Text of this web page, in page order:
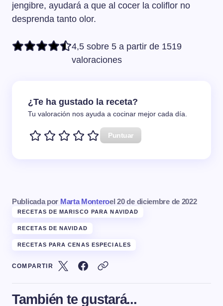
jengibre, ayudará a que al cocer la coliflor no
desprenda tanto olor.
4,5 sobre 5 a partir de 1519
valoraciones
¿Te ha gustado la receta?
Tu valoración nos ayuda a cocinar mejor cada día.
Puntuar
Publicada por Marta Monteroel 20 de diciembre de 2022
RECETAS DE MARISCO PARA NAVIDAD
RECETAS DE NAVIDAD
RECETAS PARA CENAS ESPECIALES
COMPARTIR
También te gustará...